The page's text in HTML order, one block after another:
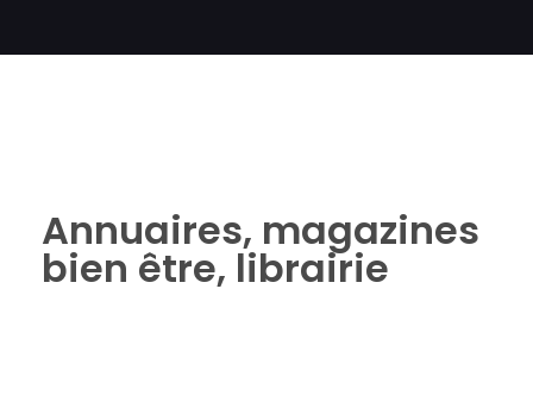
Annuaires, magazines
bien être, librairie